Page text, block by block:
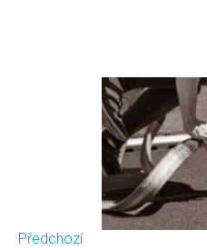
Předchozí